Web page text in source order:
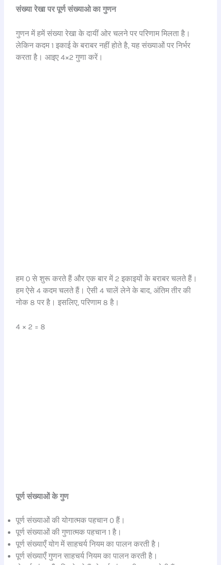
संख्या रेखा पर पूर्ण संख्याओ का गुणन
गुणन में हमें संख्या रेखा के दायीं ओर चलने पर परिणाम मिलता है।
लेकिन कदम 1 इकाई के बराबर नहीं होते है, यह संख्याओं पर निर्भर
करता है। आइए 4×2 गुणा करें।
हम 0 से शुरू करते हैं और एक बार में 2 इकाइयों के बराबर चलते हैं।
हम ऐसे 4 कदम चलते हैं। ऐसी 4 चालें लेने के बाद, अंतिम तीर की
नोक 8 पर है। इसलिए, परिणाम 8 है।
4 × 2 = 8
पूर्ण संख्याओं के गुण
पूर्ण संख्याओं की योगात्मक पहचान 0 हैं।
पूर्ण संख्याओं की गुणात्मक पहचान 1 है।
पूर्ण संख्याएँ योग में साहचर्य नियम का पालन करती है।
पूर्ण संख्याएँ गुणन साहचर्य नियम का पालन करती है।